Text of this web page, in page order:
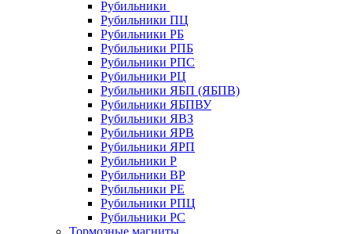
Рубильники
Рубильники ПЦ
Рубильники РБ
Рубильники РПБ
Рубильники РПС
Рубильники РЦ
Рубильники ЯБП (ЯБПВ)
Рубильники ЯБПВУ
Рубильники ЯВЗ
Рубильники ЯРВ
Рубильники ЯРП
Рубильники Р
Рубильники ВР
Рубильники РЕ
Рубильники РПЦ
Рубильники РС
Тормозные магниты